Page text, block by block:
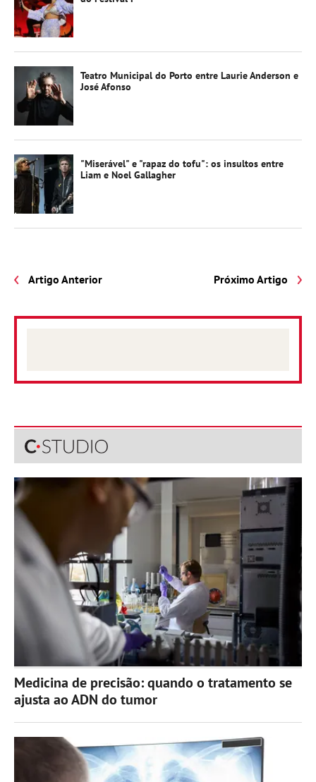
Teatro Municipal do Porto entre Laurie Anderson e
José Afonso
"Miserável" e "rapaz do tofu": os insultos entre
Liam e Noel Gallagher
Artigo Anterior Próximo Artigo
Medicina de precisão: quando o tratamento se
ajusta ao ADN do tumor